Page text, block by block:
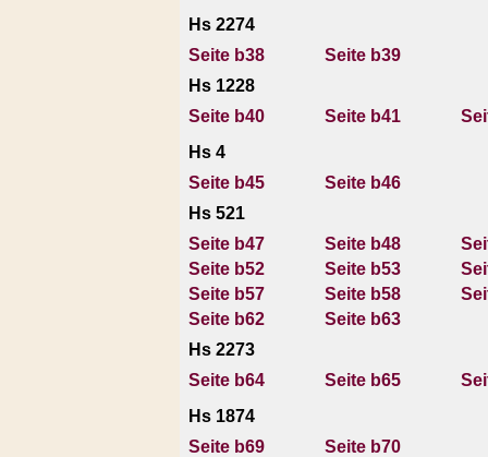
Hs 2274
Seite b38
Seite b39
Hs 1228
Seite b40
Seite b41
Hs 4
Seite b45
Seite b46
Hs 521
Seite b47
Seite b48
Seite b52
Seite b53
Seite b57
Seite b58
Seite b62
Seite b63
Hs 2273
Seite b64
Seite b65
Hs 1874
Seite b69
Seite b70